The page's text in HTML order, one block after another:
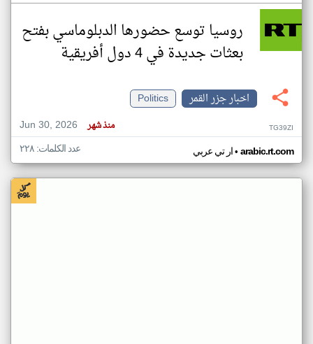
روسيا توسع حضورها الدبلوماسي بفتح
بعثات جديدة في 4 دول أفريقية
اخبار جزر القمر
Politics
Jun 30, 2026
منذ شهر TG39ZI
ار تي عربي• arabic.rt.com عدد الكلمات: ٢٢٨